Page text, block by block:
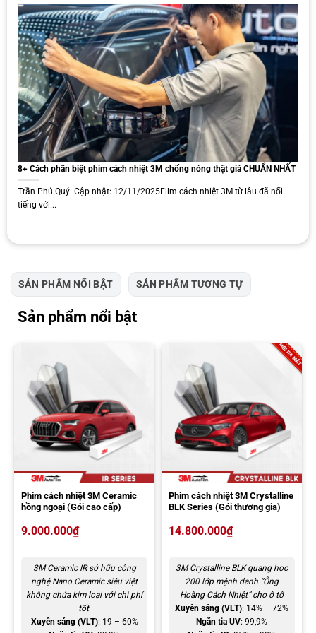
SẢN PHẨM NỔI BẬT SẢN PHẨM TƯƠNG TỰ
Sản phẩm nổi bật
Phim cách nhiệt 3M Ceramic
hồng ngoại (Gói cao cấp)
9.000.000₫
3M Ceramic IR sở hữu công
nghệ Nano Ceramic siêu việt
không chứa kim loại với chi phí
tốt
Xuyên sáng (VLT): 19 – 60%
Phim cách nhiệt 3M Crystalline
BLK Series (Gói thương gia)
14.800.000₫
3M Crystalline BLK quang học
200 lớp mệnh danh “Ông
Hoàng Cách Nhiệt” cho ô tô
Xuyên sáng (VLT): 14% – 72%
Ngăn tia UV: 99,9%
phù hợp với nhiều phân khúc và nhu cầu khác nhau: Gói đặc biệt,
gói cao cấp và gói tiêu chuẩn.
Gói Đặc Biệt – Deluxe:Thuộc dòng The Basic nhưng mang tính
năng cao cấp nhất, dùng hoàn toàn phim Nano Ceramic. Kính lái
AIR 70 kết hợp sườn LATI 15/35 giúp khả năng chống nóng vượt
trội.
Mã
phim
Tỉ lệ
truyền
sáng (VLT)
Cản tia
UV
(UVR)
Cản tia
hồng ngoại
(IRR)
Tỉ lệ phản
gương (VLR)
AIR
70
70% 99% 86% 8%
15
AIR 80 và nhiều mã sườn khác nhau. Giúp cân bằng giữa hiệu quả
phim
truyền
sáng (VLT)
Cản tia
hồng ngoại
(IRR)
Tỉ lệ phản
AIR
65
63% 99% 70% 8%
ATR
05ST
7% 99% 64% 12%
ATR
19% 59%
ATN
35
35% 99% 55% 22%
20
22% 60% 25%
8+ Cách phân biệt phim cách nhiệt 3M chống nóng thật giả CHUẨN NHẤT
Trần Phú Quý· Cập nhật: 12/11/2025Film cách nhiệt 3M từ lâu đã nổi
tiếng với...